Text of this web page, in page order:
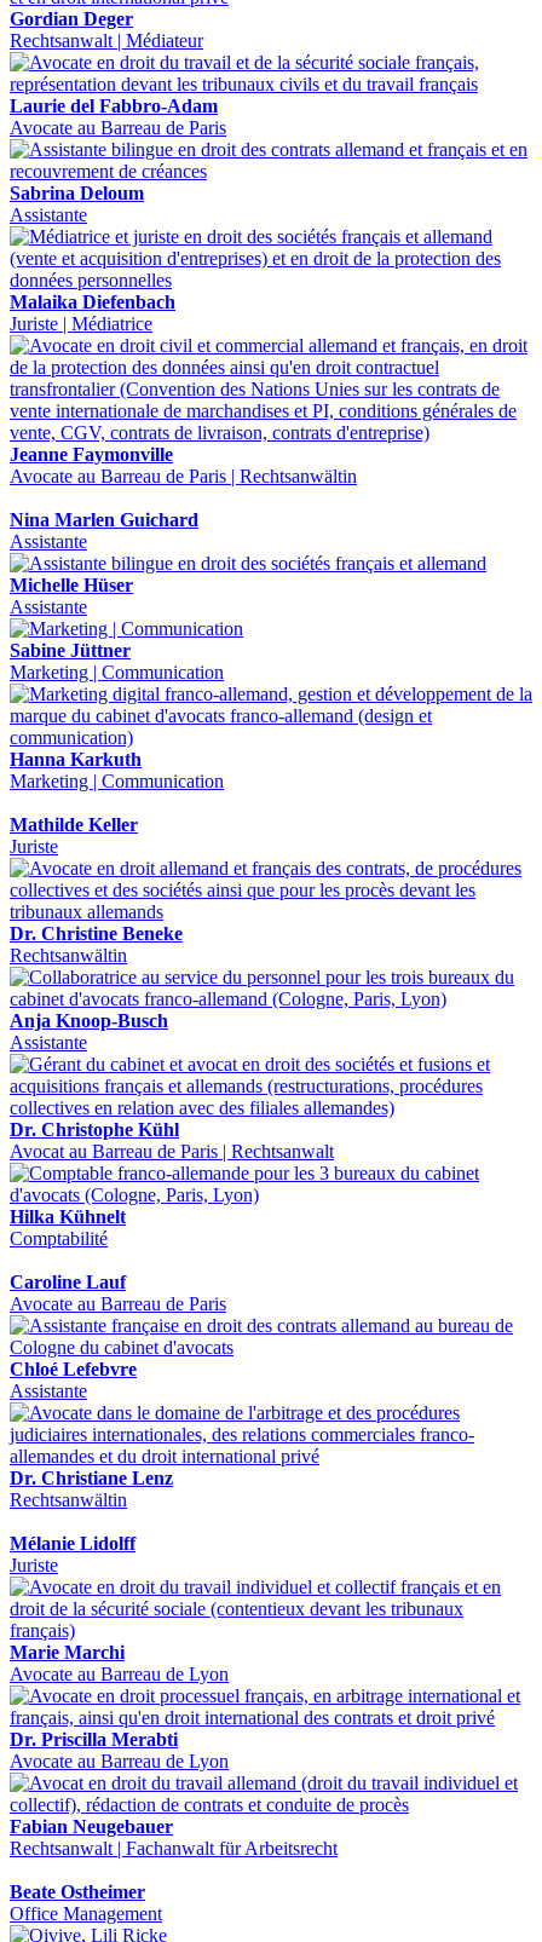
Gordian Deger
Rechtsanwalt | Médiateur
Laurie del Fabbro-Adam
Avocate au Barreau de Paris
Sabrina Deloum
Assistante
Malaika Diefenbach
Juriste | Médiatrice
Jeanne Faymonville
Avocate au Barreau de Paris | Rechtsanwältin
Nina Marlen Guichard
Assistante
Michelle Hüser
Assistante
Sabine Jüttner
Marketing | Communication
Hanna Karkuth
Marketing | Communication
Mathilde Keller
Juriste
Dr. Christine Beneke
Rechtsanwältin
Anja Knoop-Busch
Assistante
Dr. Christophe Kühl
Avocat au Barreau de Paris | Rechtsanwalt
Hilka Kühnelt
Comptabilité
Caroline Lauf
Avocate au Barreau de Paris
Chloé Lefebvre
Assistante
Dr. Christiane Lenz
Rechtsanwältin
Mélanie Lidolff
Juriste
Marie Marchi
Avocate au Barreau de Lyon
Dr. Priscilla Merabti
Avocate au Barreau de Lyon
Fabian Neugebauer
Rechtsanwalt | Fachanwalt für Arbeitsrecht
Beate Ostheimer
Office Management